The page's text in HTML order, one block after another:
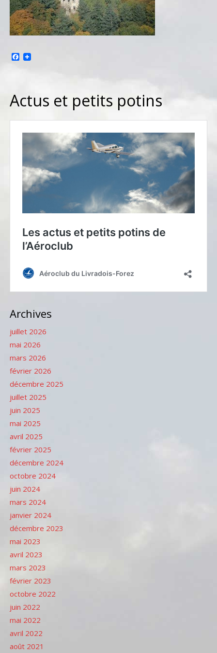
Facebook
Actus et petits potins
Archives
juillet 2026
mai 2026
mars 2026
février 2026
décembre 2025
juillet 2025
juin 2025
mai 2025
avril 2025
février 2025
décembre 2024
octobre 2024
juin 2024
mars 2024
janvier 2024
décembre 2023
mai 2023
avril 2023
mars 2023
février 2023
octobre 2022
juin 2022
mai 2022
avril 2022
août 2021